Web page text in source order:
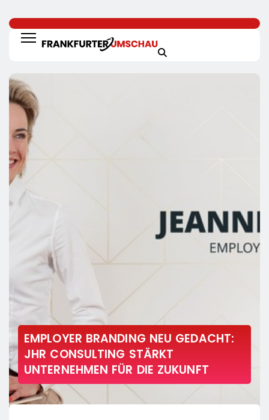
EMPLOYER BRANDING NEU GEDACHT:
JHR CONSULTING STÄRKT
UNTERNEHMEN FÜR DIE ZUKUNFT